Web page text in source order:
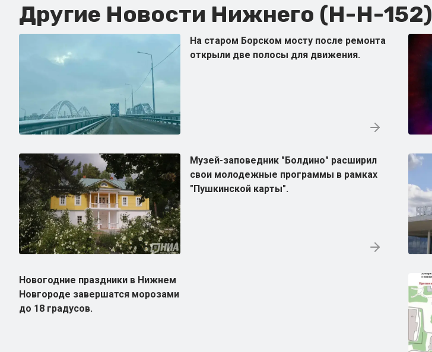
Другие Новости Нижнего (Н-Н-152)
На старом Борском мосту после ремонта
открыли две полосы для движения.
Музей-заповедник "Болдино" расширил
свои молодежные программы в рамках
"Пушкинской карты".
Новогодние праздники в Нижнем
Новгороде завершатся морозами
до 18 градусов.